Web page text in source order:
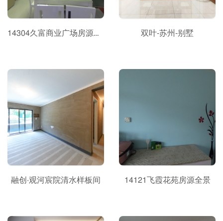
14304久富商业广场房源全景 双叶-苏州-别墅
融创·观河宸院清水样板间 14121飞霞花苑房源全景